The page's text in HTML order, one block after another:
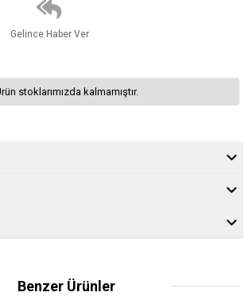
Gelince Haber Ver
stoklarımızda kalmamıştır.
Benzer Ürünler